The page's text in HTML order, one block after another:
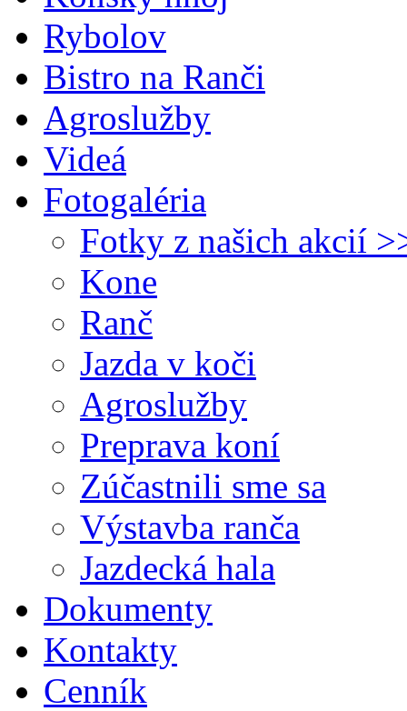
Rybolov
Bistro na Ranči
Agroslužby
Videá
Fotogaléria
Fotky z našich akcií
Kone
Ranč
Jazda v koči
Agroslužby
Preprava koní
Zúčastnili sme sa
Výstavba ranča
Jazdecká hala
Dokumenty
Kontakty
Cenník